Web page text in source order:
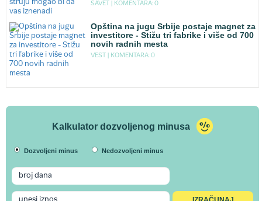
SAVET | KOMENTARA: 0
Opština na jugu Srbije postaje magnet za
investitore - Stižu tri fabrike i više od 700
novih radnih mesta
VEST | KOMENTARA: 0
Kalkulator dozvoljenog minusa
Dozvoljeni minus Nedozvoljeni minus